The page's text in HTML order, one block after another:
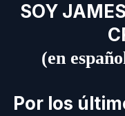
SOY
(en
Por los